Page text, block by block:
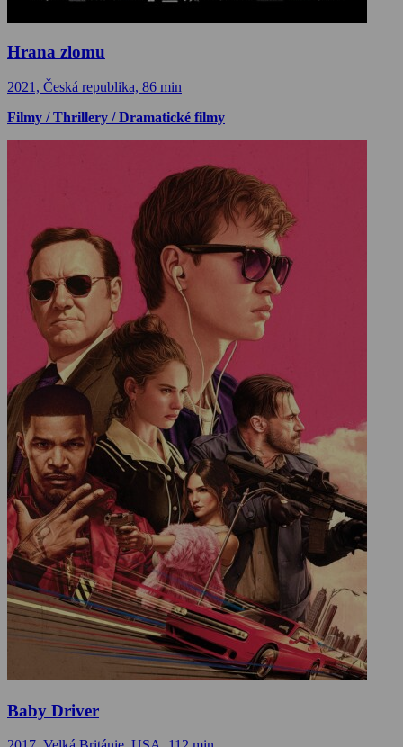
Hrana zlomu
2021, Česká republika, 86 min
Filmy / Thrillery / Dramatické filmy
Baby Driver